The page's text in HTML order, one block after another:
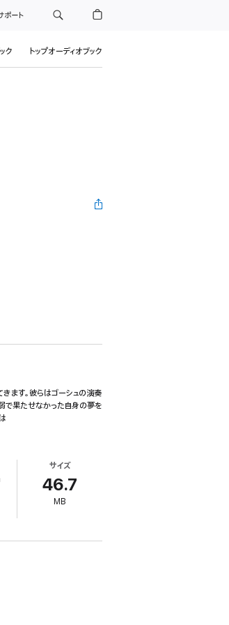
ポート
ク トップオーディオブック
ます。彼らはゴーシュの演奏
で果たせなかった自身の夢を
サイズ
46.7
MB